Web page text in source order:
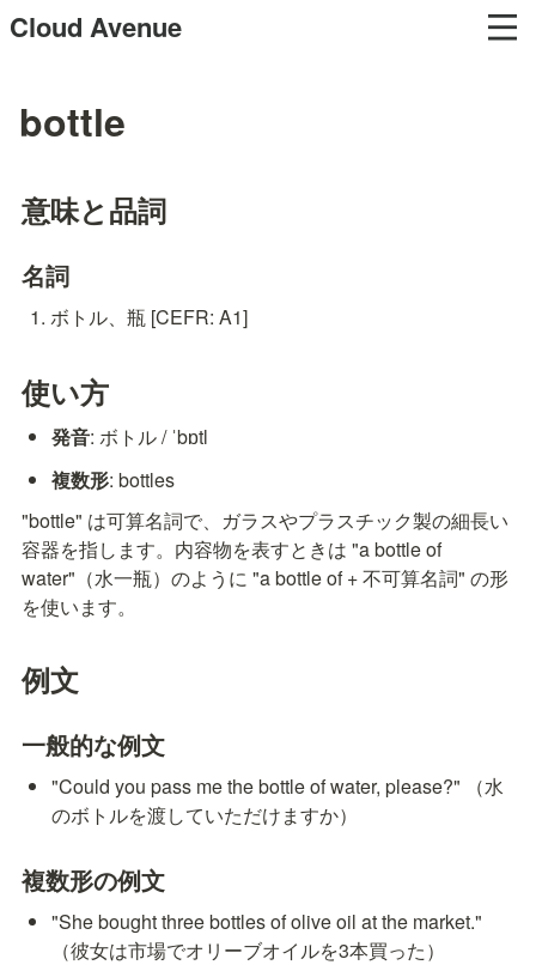
Cloud Avenue
bottle
意味と品詞
名詞
ボトル、瓶 [CEFR: A1]
使い方
発音: ボトル / ˈbɒtl
複数形: bottles
"bottle" は可算名詞で、ガラスやプラスチック製の細長い
容器を指します。内容物を表すときは "a bottle of
water"（水一瓶）のように "a bottle of + 不可算名詞" の形
を使います。
例文
一般的な例文
"Could you pass me the bottle of water, please?" （水
のボトルを渡していただけますか）
複数形の例文
"She bought three bottles of olive oil at the market."
（彼女は市場でオリーブオイルを3本買った）